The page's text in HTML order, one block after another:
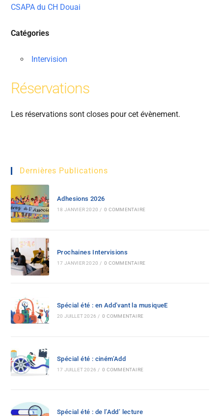
CSAPA du CH Douai
Catégories
Intervision
Réservations
Les réservations sont closes pour cet évènement.
Dernières Publications
Adhesions 2026
18 JANVIER 2020 / 0 COMMENTAIRE
Prochaines Intervisions
17 JANVIER 2020 / 0 COMMENTAIRE
Spécial été : en Add’vant la musiqueE
20 JUILLET 2026 / 0 COMMENTAIRE
Spécial été : ciném’Add
17 JUILLET 2026 / 0 COMMENTAIRE
Spécial été : de l’Add’ lecture